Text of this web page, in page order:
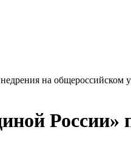
на общероссийском
России»